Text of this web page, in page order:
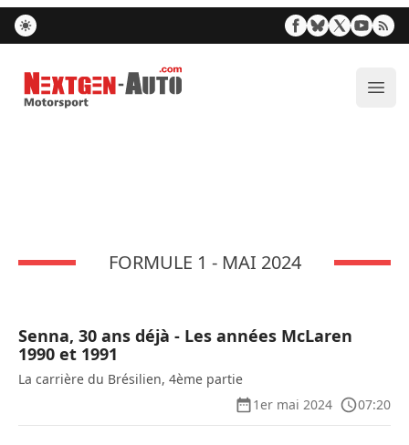
Nextgen-Auto.com
FORMULE 1 - MAI 2024
Senna, 30 ans déjà - Les années McLaren
1990 et 1991
La carrière du Brésilien, 4ème partie
1er mai 2024
07:20